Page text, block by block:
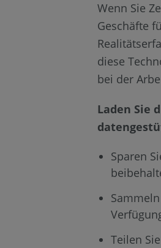
Wenn Sie
Geschäfte
diese
bei der
Laden Sie
Sparen
Teilen